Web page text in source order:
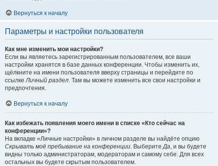
Вернуться к началу
Параметры и настройки пользователя
Как мне изменить мои настройки?
Если вы являетесь зарегистрированным пользователем, все ваши
настройки хранятся в базе данных конференции. Чтобы изменить их,
щёлкните на имени пользователя вверху страницы и перейдите по
ссылкеЛичный раздел. Там вы можете изменить все свои настройки и
предпочтения.
Вернуться к началу
Как избежать появления моего имени в списке «Кто сейчас на
конференции»?
На вкладке «Личные настройки» в личном разделе вы найдёте опцию
Скрывать моё пребывание на конференции. ВыберитеДа, и вы будете
видны только администраторам, модераторам и самому себе. Для всех
остальных вы будете скрытым пользователем.